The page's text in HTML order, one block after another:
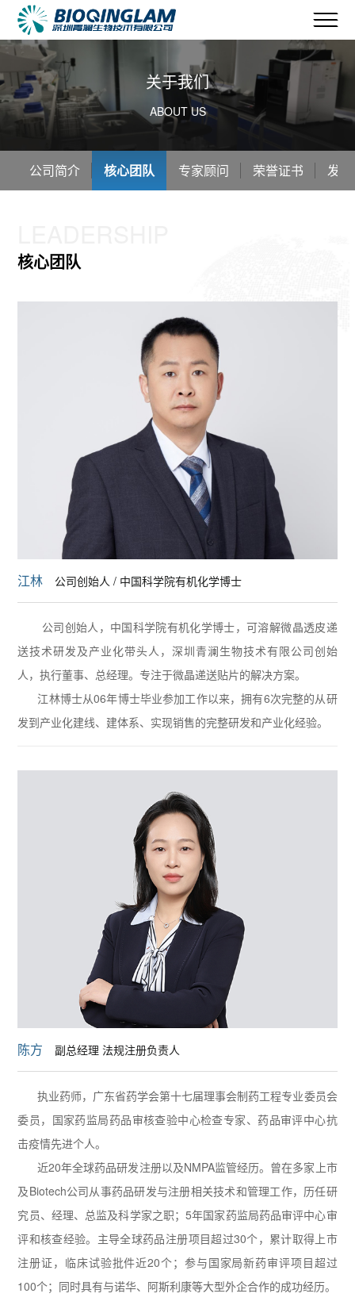
关于我们
ABOUT US
公司简介 核心团队 专家顾问 荣誉证书 发
核心团队
江林 公司创始人 / 中国科学院有机化学博士
公司创始人，中国科学院有机化学博士，可溶解微晶透皮递
送技术研发及产业化带头人，深圳青澜生物技术有限公司创始
人，执行董事、总经理。专注于微晶递送贴片的解决方案。
江林博士从06年博士毕业参加工作以来，拥有6次完整的从研
发到产业化建线、建体系、实现销售的完整研发和产业化经验。
陈方 副总经理 法规注册负责人
执业药师，广东省药学会第十七届理事会制药工程专业委员会
委员，国家药监局药品审核查验中心检查专家、药品审评中心抗
击疫情先进个人。
近20年全球药品研发注册以及NMPA监管经历。曾在多家上市
及Biotech公司从事药品研发与注册相关技术和管理工作，历任研
究员、经理、总监及科学家之职；5年国家药监局药品审评中心审
评和核查经验。主导全球药品注册项目超过30个，累计取得上市
注册证，临床试验批件近20个；参与国家局新药审评项目超过
100个；同时具有与诺华、阿斯利康等大型外企合作的成功经历。